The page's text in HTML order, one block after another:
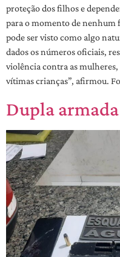
proteção dos filhos e
para o momento de nenhum
pode ser visto como algo
dados os números oficiais,
violência contra as
vítimas crianças”, afirmou.
Dupla